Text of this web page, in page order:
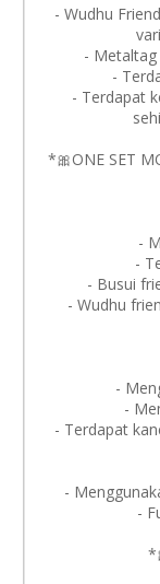
- ⁠Wudhu
- ⁠Metaltag
-
- ⁠Terdapat
*🎀ONE SET
-
-
- Busui
- Wudhu
-
-
- ⁠Terdapat
-
-